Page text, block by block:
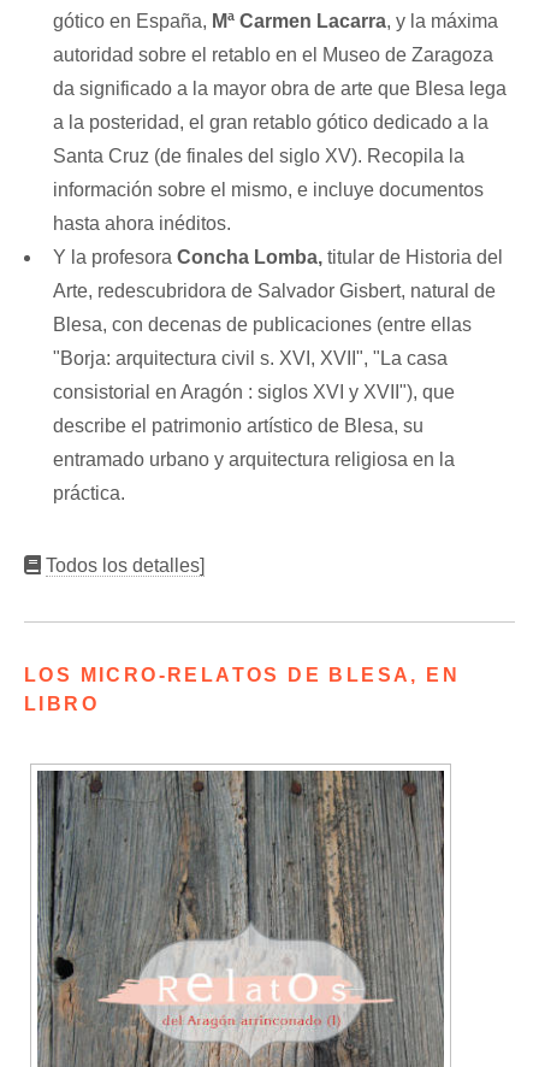
gótico en España, Mª Carmen Lacarra, y la máxima
autoridad sobre el retablo en el Museo de Zaragoza
da significado a la mayor obra de arte que Blesa lega
a la posteridad, el gran retablo gótico dedicado a la
Santa Cruz (de finales del siglo XV). Recopila la
información sobre el mismo, e incluye documentos
hasta ahora inéditos.
Y la profesora Concha Lomba, titular de Historia del
Arte, redescubridora de Salvador Gisbert, natural de
Blesa, con decenas de publicaciones (entre ellas
"Borja: arquitectura civil s. XVI, XVII", "La casa
consistorial en Aragón : siglos XVI y XVII"), que
describe el patrimonio artístico de Blesa, su
entramado urbano y arquitectura religiosa en la
práctica.
Todos los detalles]
LOS MICRO-RELATOS DE BLESA, EN
LIBRO